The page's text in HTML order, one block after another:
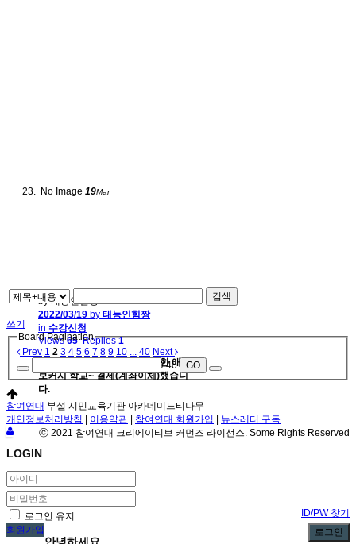
No Image 19Mar
by 태능인힘짱
2022/03/19 by 태능인힘짱
in 수강신청
Views65 Replies1
행동하는 시민과 활동가를 위한 애드
보커시 학교~ 결제(계좌이체)했습니
다.
검색
쓰기
Board Pagination
Prev 1 2 3 4 5 6 7 8 9 10 40 Next
/ 40 GO
참여연대 부설 시민교육기관 아카데미느티나무
개인정보처리방침
이용약관 참여연대 회원가입
뉴스레터 구독
ⓒ 2021 참여연대 크리에이티브 커먼즈 라이선스. Some Rights Reserved
LOGIN
로그인 유지
ID/PW 찾기
회원가입
로그인